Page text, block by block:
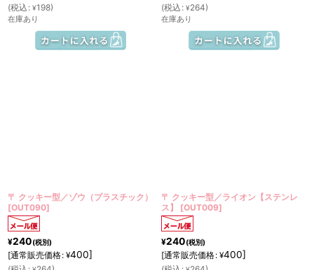
(税込 : ¥198)
在庫あり
(税込 : ¥264)
在庫あり
〒 クッキー型／ゾウ（プラスチック）
[OUT090]
¥240(税別)
[通常販売価格: ¥400]
〒 クッキー型／ライオン【ステンレ
ス】
[OUT009]
¥240(税別)
[通常販売価格: ¥400]